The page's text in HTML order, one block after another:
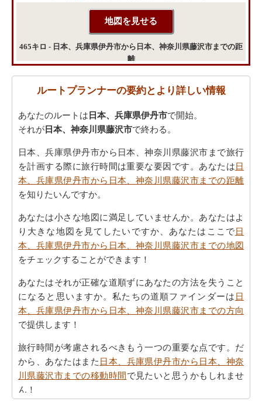
465キロ - 日本、兵庫県伊丹市から日本、神奈川県藤沢市までの距
離
ルートプランナーの要約とより詳しい情報
あなたのルートは 日本、兵庫県伊丹市で開始。
それが 日本、神奈川県藤沢市で終わる。
日本、兵庫県伊丹市から日本、神奈川県藤沢市まで旅行
を計画する際に旅行時間は重要な要因です。あなたは日
本、兵庫県伊丹市から日本、神奈川県藤沢市までの距離
を知りたいんですか。
あなたは小さな地図に満足していませんか。あなたはよ
り大きな地図を見てしたいですか、あなたはここで日
本、兵庫県伊丹市から日本、神奈川県藤沢市までの地図
をチェックすることができます！
あなたはそれが正確な道順ずにあなたの方法を失うこと
になると思いますか。私たちの道順ファインダーは 日
本、兵庫県伊丹市から日本、神奈川県藤沢市までの方向
で提供します！
旅行時間が考慮されるべきもう一つの重要な点です。だ
から、あなたはまた 日本、兵庫県伊丹市から日本、神奈
川県藤沢市までの移動時間で見たいと思うかもしれませ
ん！